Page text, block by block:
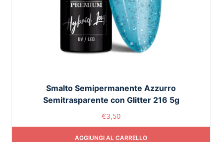
Smalto Semipermanente Azzurro
Semitrasparente con Glitter 216 5g
€3,50
AGGIUNGI AL CARRELLO